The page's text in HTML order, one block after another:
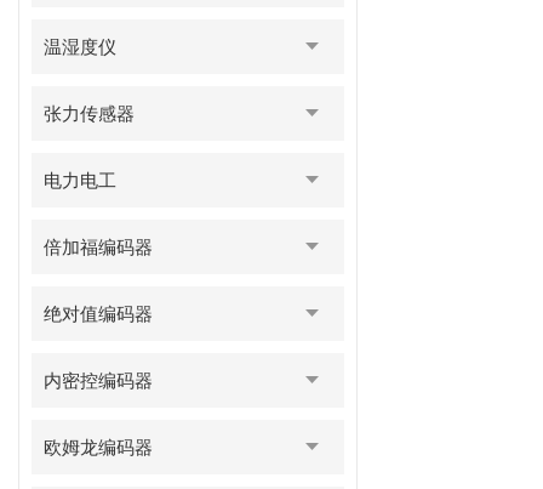
温湿度仪
张力传感器
电力电工
倍加福编码器
绝对值编码器
内密控编码器
欧姆龙编码器